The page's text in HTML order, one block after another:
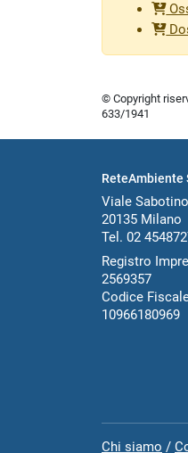
© Copyright
633/1941
ReteAmbiente
Viale
20135 Milano
Tel. 02
Registro
2569357
Codice
10966180969
Chi siamo /